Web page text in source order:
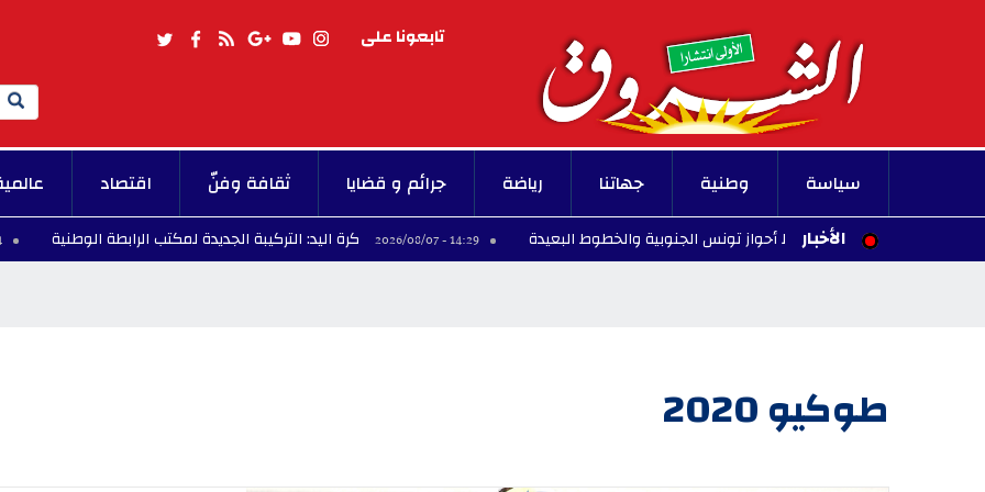
تابعونا على
Search
سياسة وطنية جهاتنا رياضة جرائم و قضايا ثقافة وفنّ اقتصاد
الأخبار
على خط أحواز تونس الجنوبية والخطوط البعيدة 14:29 - 2026/08/07 كرة اليد: التركيبة الجديدة لمكتب الرابطة الوطنية 13:44 - 2026/08/07
طوكيو 2020